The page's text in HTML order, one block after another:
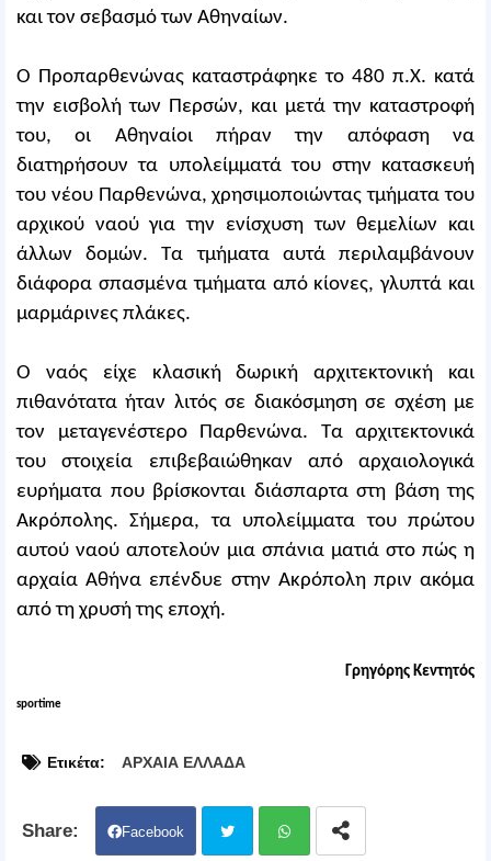
και τον σεβασμό των Αθηναίων.
Ο Προπαρθενώνας καταστράφηκε το 480 π.Χ. κατά
την εισβολή των Περσών, και μετά την καταστροφή
του, οι Αθηναίοι πήραν την απόφαση να
διατηρήσουν τα υπολείμματά του στην κατασκευή
του νέου Παρθενώνα, χρησιμοποιώντας τμήματα του
αρχικού ναού για την ενίσχυση των θεμελίων και
άλλων δομών. Τα τμήματα αυτά περιλαμβάνουν
διάφορα σπασμένα τμήματα από κίονες, γλυπτά και
μαρμάρινες πλάκες.
Ο ναός είχε κλασική δωρική αρχιτεκτονική και
πιθανότατα ήταν λιτός σε διακόσμηση σε σχέση με
τον μεταγενέστερο Παρθενώνα. Τα αρχιτεκτονικά
του στοιχεία επιβεβαιώθηκαν από αρχαιολογικά
ευρήματα που βρίσκονται διάσπαρτα στη βάση της
Ακρόπολης. Σήμερα, τα υπολείμματα του πρώτου
αυτού ναού αποτελούν μια σπάνια ματιά στο πώς η
αρχαία Αθήνα επένδυε στην Ακρόπολη πριν ακόμα
από τη χρυσή της εποχή.
Γρηγόρης Κεντητός
sportime
Ετικέτα: ΑΡΧΑΙΑ ΕΛΛΑΔΑ
Facebook